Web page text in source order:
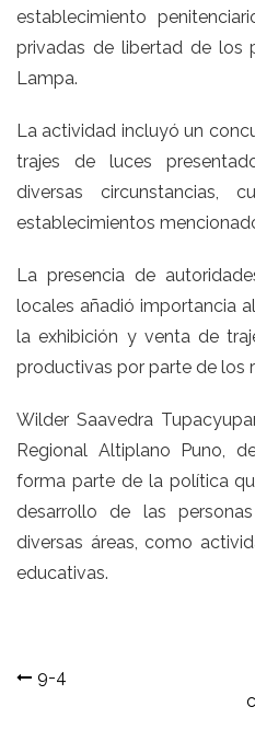
establecimiento
privadas de libertad de los
Lampa.
La actividad incluyó un
trajes de luces
diversas circunstancias,
establecimientos
La presencia de
locales añadió importancia
la exhibición y venta de
productivas por parte de los
Wilder Saavedra
Regional Altiplano Puno,
forma parte de la política
desarrollo de las
diversas áreas, como
educativas.
Navegación
9-4